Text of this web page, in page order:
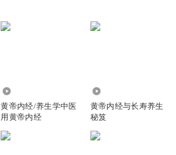
黄帝内经/养生学中医
用黄帝内经
黄帝内经与长寿养生
秘笈